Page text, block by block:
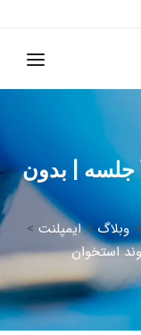
ایمپلنت ساب پریوستئال در 1 جلسه | بدون
>وبلاگ>ایمپلنت >